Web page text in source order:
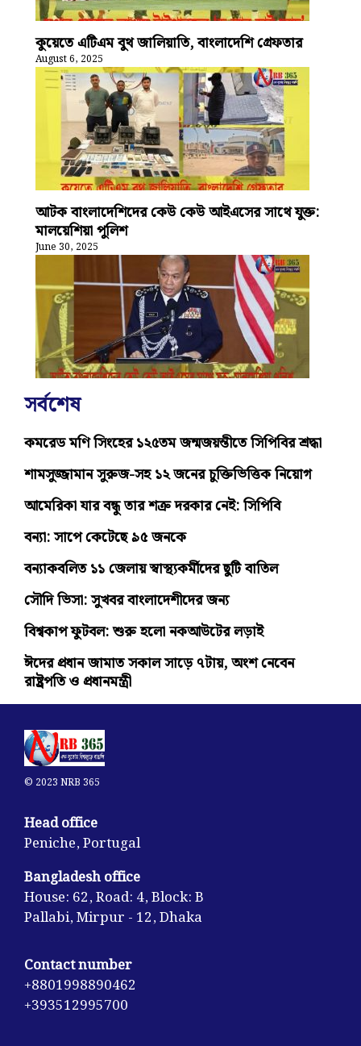
কুয়েতে এটিএম বুথ জালিয়াতি, বাংলাদেশি গ্রেফতার
August 6, 2025
আটক বাংলাদেশিদের কেউ কেউ আইএসের সাথে যুক্ত:
মালয়েশিয়া পুলিশ
June 30, 2025
সর্বশেষ
কমরেড মণি সিংহের ১২৫তম জন্মজয়ন্তীতে সিপিবির শ্রদ্ধা
শামসুজ্জামান সুরুজ-সহ ১২ জনের চুক্তিভিত্তিক নিয়োগ
আমেরিকা যার বন্ধু তার শত্রু দরকার নেই: সিপিবি
বন্যা: সাপে কেটেছে ৯৫ জনকে
বন্যাকবলিত ১১ জেলায় স্বাস্থ্যকর্মীদের ছুটি বাতিল
সৌদি ভিসা: সুখবর বাংলাদেশীদের জন্য
বিশ্বকাপ ফুটবল: শুরু হলো নকআউটের লড়াই
ঈদের প্রধান জামাত সকাল সাড়ে ৭টায়, অংশ নেবেন
রাষ্ট্রপতি ও প্রধানমন্ত্রী
© 2023 NRB 365
Head office
Peniche, Portugal
Bangladesh office
House: 62, Road: 4, Block: B
Pallabi, Mirpur - 12, Dhaka
Contact number
+8801998890462
+393512995700